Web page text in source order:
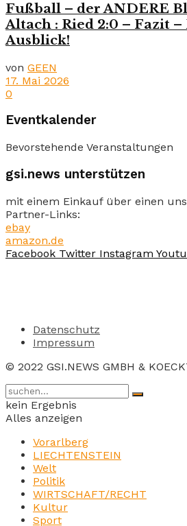
Fußball – der ANDERE
Altach : Ried 2:0 – Fazit
Ausblick!
von GEEN
17. Mai 2026
0
Eventkalender
Bevorstehende Veranstaltungen
gsi.news unterstützen
mit einem Einkauf über einen
Partner-Links:
ebay
amazon.de
Facebook Twitter Instagram
Datenschutz
Impressum
© 2022 GSI.NEWS GMBH &
kein Ergebnis
Alles anzeigen
Vorarlberg
LIECHTENSTEIN
Welt
Politik
WIRTSCHAFT/RECHT
Kultur
Sport